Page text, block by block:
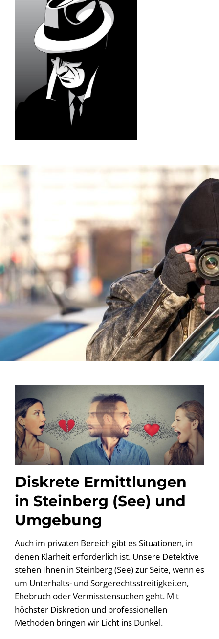
Diskrete Ermittlungen
in Steinberg (See) und
Umgebung
Auch im privaten Bereich gibt es Situationen, in
denen Klarheit erforderlich ist. Unsere Detektive
stehen Ihnen in Steinberg (See) zur Seite, wenn es
um Unterhalts- und Sorgerechtsstreitigkeiten,
Ehebruch oder Vermisstensuchen geht. Mit
höchster Diskretion und professionellen
Methoden bringen wir Licht ins Dunkel.